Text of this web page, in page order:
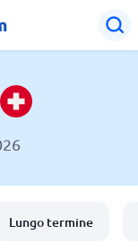
Lungo termine